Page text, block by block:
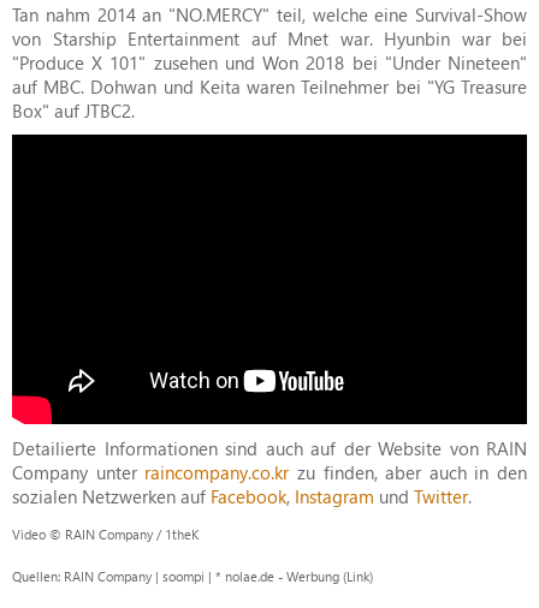
Tan nahm 2014 an "NO.MERCY" teil, welche eine Survival-Show
von Starship Entertainment auf Mnet war. Hyunbin war bei
"Produce X 101" zusehen und Won 2018 bei "Under Nineteen"
auf MBC. Dohwan und Keita waren Teilnehmer bei "YG Treasure
Box" auf JTBC2.
Detailierte Informationen sind auch auf der Website von RAIN
Company unter raincompany.co.krzu finden, aber auch in den
sozialen Netzwerken auf Facebook, Instagram und Twitter.
Video © RAIN Company / 1theK
Quellen: RAIN Company | soompi | * nolae.de - Werbung (Link)